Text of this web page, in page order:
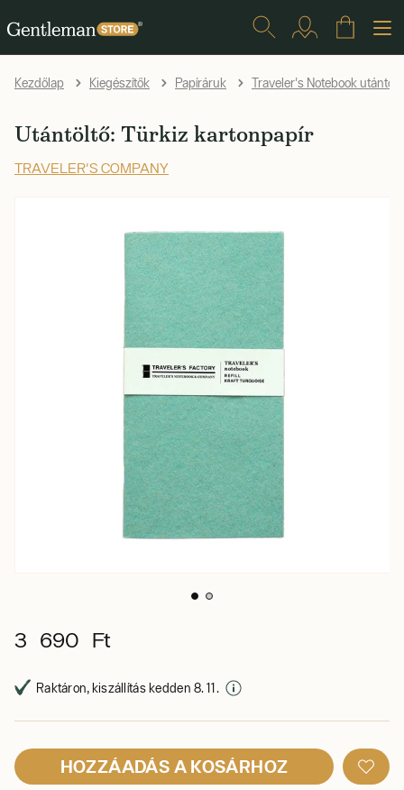
Kezdőlap Kiegészítők Papíráruk Traveler's Notebook
Utántöltő: Türkiz kartonpapír
TRAVELER'S COMPANY
3 690 Ft
Raktáron, kiszállítás kedden 8. 11.
HOZZÁADÁS A KOSÁRHOZ